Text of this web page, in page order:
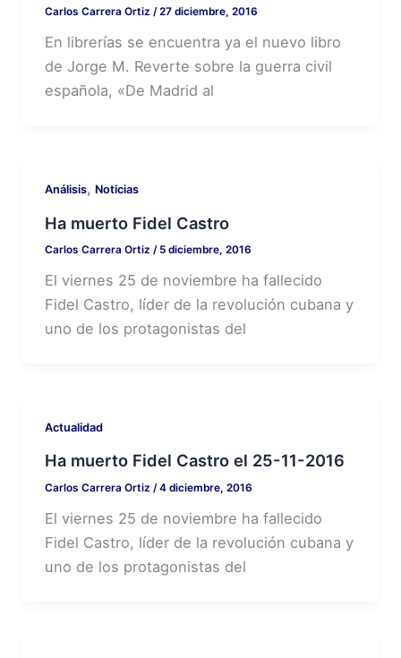
Carlos Carrera Ortiz /27 diciembre, 2016
En librerías se encuentra ya el nuevo libro
de Jorge M. Reverte sobre la guerra civil
española, «De Madrid al
Análisis, Noticias
Ha muerto Fidel Castro
Carlos Carrera Ortiz / 5 diciembre, 2016
El viernes 25 de noviembre ha fallecido
Fidel Castro, líder de la revolución cubana y
uno de los protagonistas del
Actualidad
Ha muerto Fidel Castro el 25-11-2016
Carlos Carrera Ortiz /4 diciembre, 2016
El viernes 25 de noviembre ha fallecido
Fidel Castro, líder de la revolución cubana y
uno de los protagonistas del